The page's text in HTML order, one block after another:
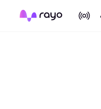
On Air